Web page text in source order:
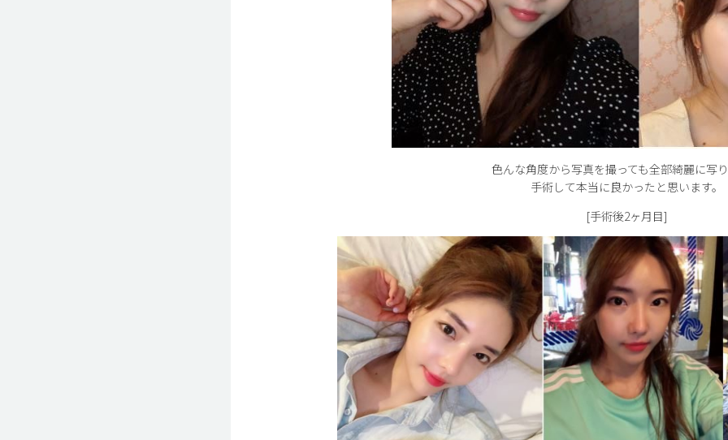
色んな角度から写真を撮っても全部綺麗に写
手術して本当に良かったと思います。
[手術後2ヶ月目]